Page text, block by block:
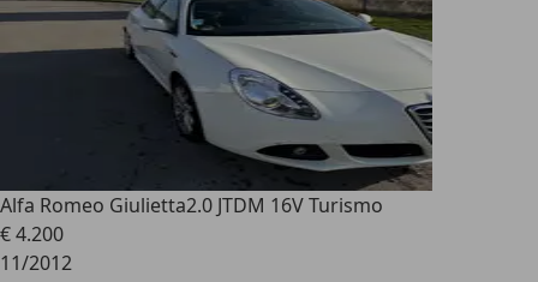
Alfa Romeo Giulietta2.0 JTDM 16V Turismo
€ 4.200
11/2012